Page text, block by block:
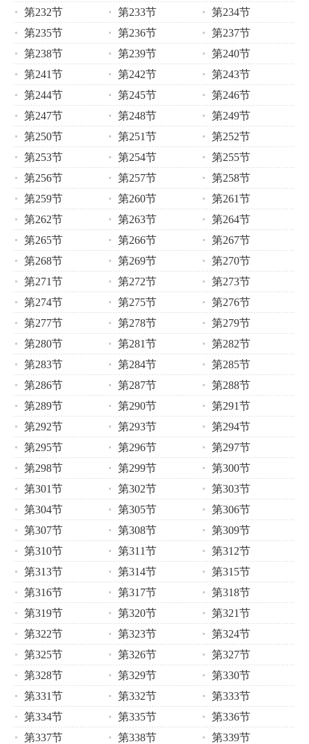
第232节
第233节
第234节
第235节
第236节
第237节
第238节
第239节
第240节
第241节
第242节
第243节
第244节
第245节
第246节
第247节
第248节
第249节
第250节
第251节
第252节
第253节
第254节
第255节
第256节
第257节
第258节
第259节
第260节
第261节
第262节
第263节
第264节
第265节
第266节
第267节
第268节
第269节
第270节
第271节
第272节
第273节
第274节
第275节
第276节
第277节
第278节
第279节
第280节
第281节
第282节
第283节
第284节
第285节
第286节
第287节
第288节
第289节
第290节
第291节
第292节
第293节
第294节
第295节
第296节
第297节
第298节
第299节
第300节
第301节
第302节
第303节
第304节
第305节
第306节
第307节
第308节
第309节
第310节
第311节
第312节
第313节
第314节
第315节
第316节
第317节
第318节
第319节
第320节
第321节
第322节
第323节
第324节
第325节
第326节
第327节
第328节
第329节
第330节
第331节
第332节
第333节
第334节
第335节
第336节
第337节
第338节
第339节